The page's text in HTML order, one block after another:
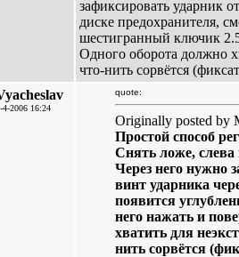
зафиксировать ударник
диске предохранителя,
шестигранный ключик
Одного оборота должно
что-нить сорвётся
4-2006 16:24
quote:
Originally posted by
Простой способ
Снять ложе, слева
Через него нужно
винт ударника
появится
него нажать и
хватить для
нить сорвётся